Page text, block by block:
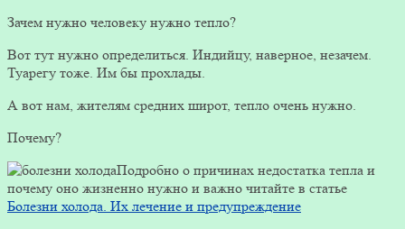
Зачем нужно человеку нужно тепло?
Вот тут нужно определиться. Индийцу, наверное, незачем.
Туарегу тоже. Им бы прохлады.
А вот нам, жителям средних широт, тепло очень нужно.
Почему?
Подробно о причинах недостатка тепла и
почему оно жизненно нужно и важно читайте в статье
Болезни холода. Их лечение и предупреждение